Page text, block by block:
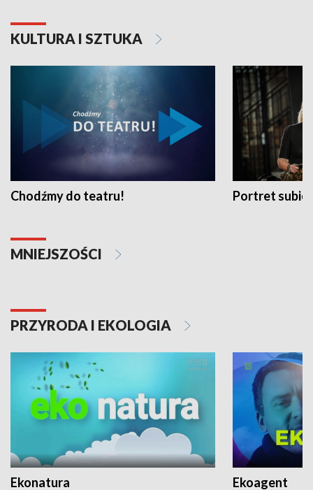
KULTURA I SZTUKA
Chodźmy do teatru! Portret
MNIEJSZOŚCI
PRZYRODA I EKOLOGIA
Ekonatura Ekoagent